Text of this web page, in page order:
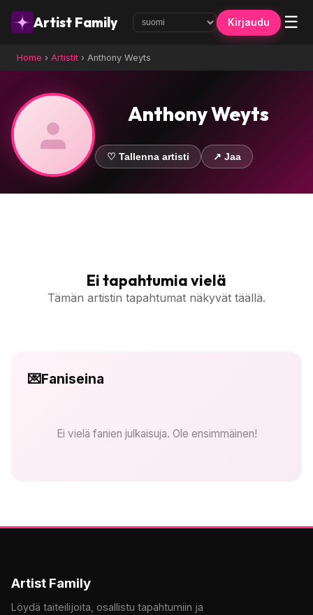
Artist Family Kirjaudu ☰
Home › Artistit › Anthony Weyts
Anthony Weyts
♡ Tallenna artisti ↗ Jaa
Ei tapahtumia vielä
Tämän artistin tapahtumat näkyvät täällä.
💌Faniseina
Ei vielä fanien julkaisuja. Ole ensimmäinen!
Artist Family
Löydä taiteilijoita, osallistu tapahtumiin ja